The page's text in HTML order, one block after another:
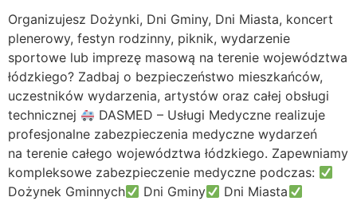
Organizujesz Dożynki, Dni Gminy, Dni Miasta, koncert
plenerowy, festyn rodzinny, piknik, wydarzenie
sportowe lub imprezę masową na terenie województwa
łódzkiego? Zadbaj o bezpieczeństwo mieszkańców,
uczestników wydarzenia, artystów oraz całej obsługi
technicznej
DASMED – Usługi Medyczne realizuje
profesjonalne zabezpieczenia medyczne wydarzeń
na terenie całego województwa łódzkiego. Zapewniamy
kompleksowe zabezpieczenie medyczne podczas:
Dożynek Gminnych
Dni Gminy
Dni Miasta